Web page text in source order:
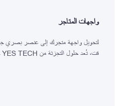
واجهات المتاجر
لتحويل واجهة متجرك إلى عنصر بصري
قت، تُعد حلول التجزئة من YES TECH خيارًا مثاليًا.